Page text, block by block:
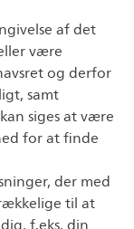
af det
være
og derfor
samt
siges at være
for at finde
der med
til at